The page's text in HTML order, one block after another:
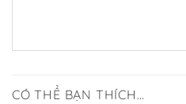
CÓ THỂ BẠN THÍCH…